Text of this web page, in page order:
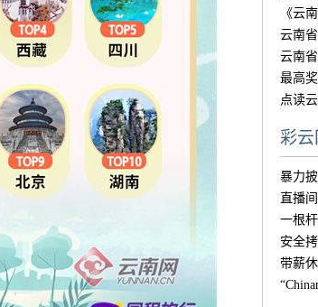
《云
意见
云南
的实
云南
中国
最高
物违
点读
彩
暴力
直播
一根
安全
带薪